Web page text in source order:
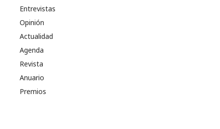
Entrevistas
Opinión
Actualidad
Agenda
Revista
Anuario
Premios